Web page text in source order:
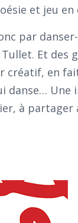
et jeu
par
Et des
créatif, en
danse…
à